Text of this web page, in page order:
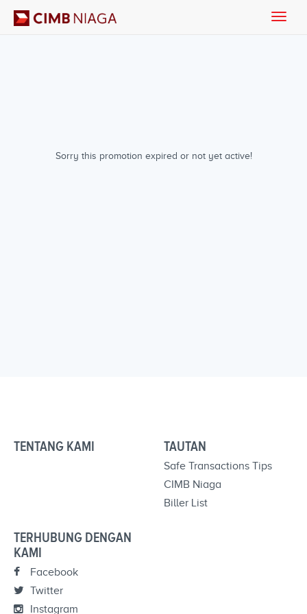
Sorry this promotion expired or not yet active!
Toggle
TENTANG KAMI TAUTAN
Safe Transactions Tips
CIMB Niaga
Biller List
TERHUBUNG DENGAN
KAMI
Facebook
Twitter
Instagram